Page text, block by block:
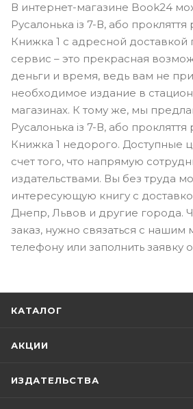
В интернет-магазине Book24
Русалонька із 7-В, або прокляття
Книжка 1 с адресной
сервис – это прекрасная
деньги и время, ведь вам не
необходимое издание в
магазинах. К тому же, мы
Русалонька із 7-В, або прокляття
Книжка 1 недорого. Доступные
счет того, что напрямую
издательствами. Вы без труда
интересующую книгу с
Днепр, Львов и другие города.
заказ, нужно связаться с
телефону или заполнить заявку
КАТАЛОГ
АКЦИИ
ИЗДАТЕЛЬСТВА